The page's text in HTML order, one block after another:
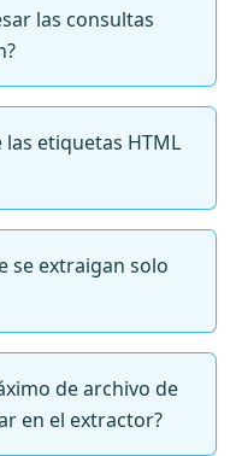
las consultas
las etiquetas HTML
se extraigan solo
de archivo de
en el extractor?